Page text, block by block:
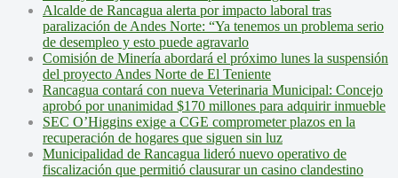
Alcalde de Rancagua alerta por impacto laboral tras
paralización de Andes Norte: “Ya tenemos un problema serio
de desempleo y esto puede agravarlo
Comisión de Minería abordará el próximo lunes la suspensión
del proyecto Andes Norte de El Teniente
Rancagua contará con nueva Veterinaria Municipal: Concejo
aprobó por unanimidad $170 millones para adquirir inmueble
SEC O’Higgins exige a CGE comprometer plazos en la
recuperación de hogares que siguen sin luz
Municipalidad de Rancagua lideró nuevo operativo de
fiscalización que permitió clausurar un casino clandestino